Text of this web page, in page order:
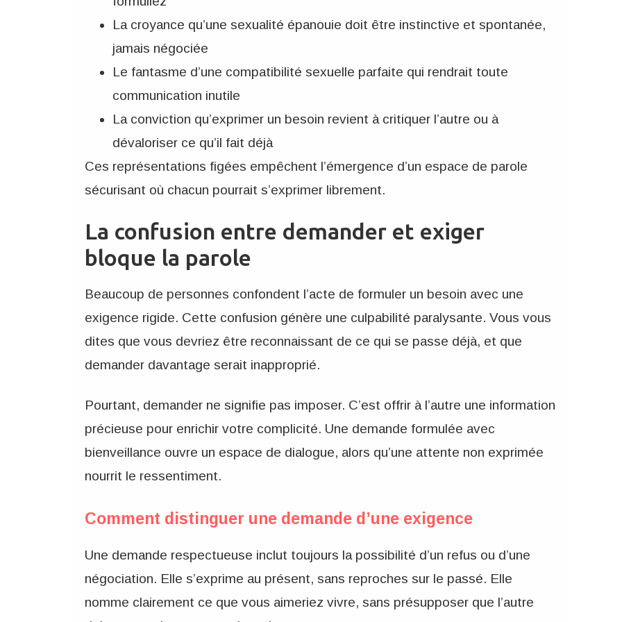
La croyance qu’une sexualité épanouie doit être instinctive et spontanée,
jamais négociée
Le fantasme d’une compatibilité sexuelle parfaite qui rendrait toute
communication inutile
La conviction qu’exprimer un besoin revient à critiquer l’autre ou à
dévaloriser ce qu’il fait déjà
Ces représentations figées empêchent l’émergence d’un espace de parole
sécurisant où chacun pourrait s’exprimer librement.
La confusion entre demander et exiger
bloque la parole
Beaucoup de personnes confondent l’acte de formuler un besoin avec une
exigence rigide. Cette confusion génère une culpabilité paralysante. Vous vous
dites que vous devriez être reconnaissant de ce qui se passe déjà, et que
demander davantage serait inapproprié.
Pourtant, demander ne signifie pas imposer. C’est offrir à l’autre une information
précieuse pour enrichir votre complicité. Une demande formulée avec
bienveillance ouvre un espace de dialogue, alors qu’une attente non exprimée
nourrit le ressentiment.
Comment distinguer une demande d’une exigence
Une demande respectueuse inclut toujours la possibilité d’un refus ou d’une
négociation. Elle s’exprime au présent, sans reproches sur le passé. Elle
nomme clairement ce que vous aimeriez vivre, sans présupposer que l’autre